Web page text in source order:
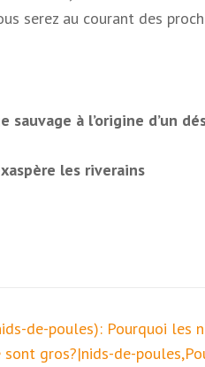
serez au courant des
à l’origine d’un
les riverains
de-poules): Pourquoi les
sont gros?|nids-de-